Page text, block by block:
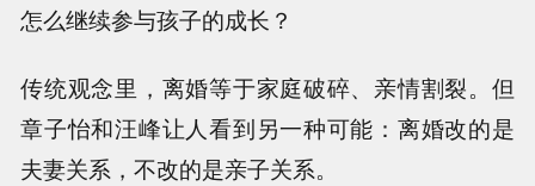
怎么继续参与孩子的成长？
传统观念里，离婚等于家庭破碎、亲情割裂。但
章子怡和汪峰让人看到另一种可能：离婚改的是
夫妻关系，不改的是亲子关系。